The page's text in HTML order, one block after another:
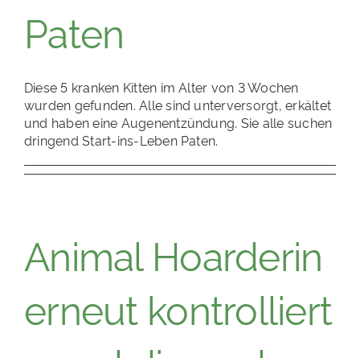
Paten
Diese 5 kranken Kitten im Alter von 3 Wochen
wurden gefunden. Alle sind unterversorgt, erkältet
und haben eine Augenentzündung. Sie alle suchen
dringend Start-ins-Leben Paten.
Animal Hoarderin
erneut kontrolliert